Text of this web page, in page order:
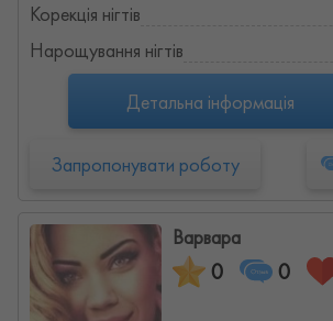
Корекція нігтів
Нарощування нігтів
Детальна інформація
Запропонувати роботу
Варвара
0 0